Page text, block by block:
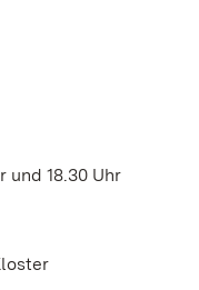
und 18.30 Uhr